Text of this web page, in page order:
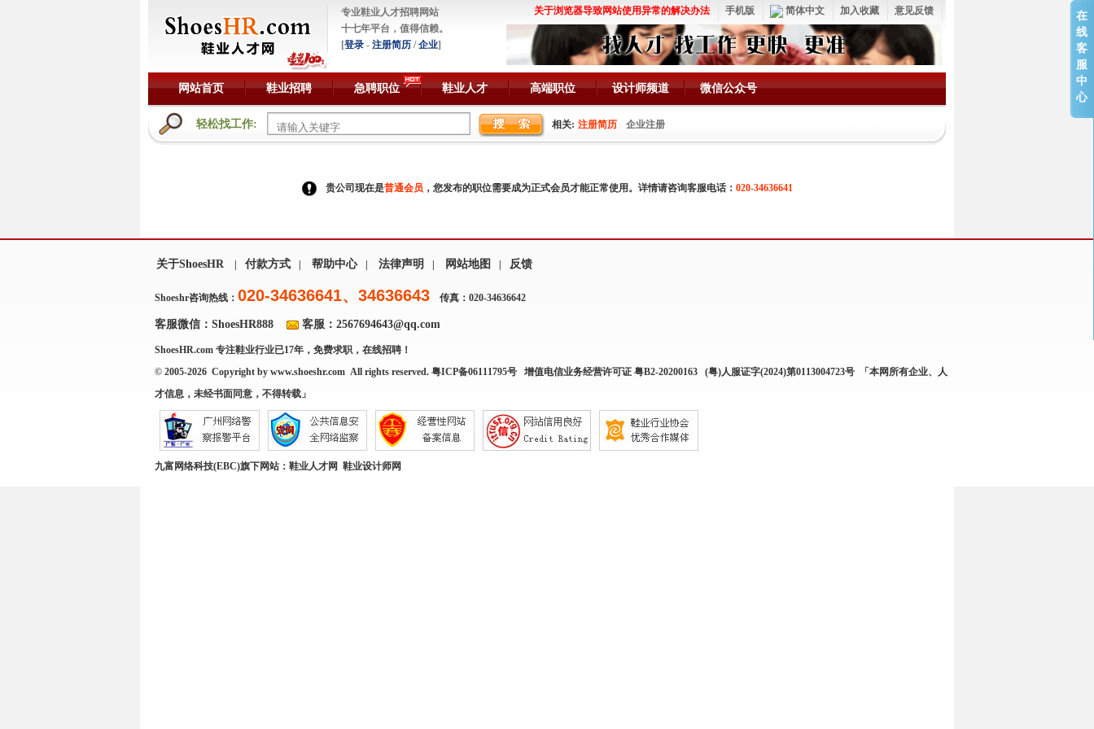
专业鞋业人才招聘网站
十七年平台，值得信赖。
[登录 - 注册简历 /企业]
意见反馈
加入收藏
简体中文
手机版
关于浏览器导致网站使用异常的解决办法
网站首页 鞋业招聘 急聘职位 鞋业人才 高端职位 设计师频道 微信公众号
轻松找工作: 相关: 注册简历 企业注册
贵公司现在是普通会员 ，您发布的职位需要成为正式会员才能正常使用。详情请咨询客服电话： 020-34636641
在
线
客
服
中
心
关于ShoesHR 付款方式 帮助中心 法律声明 网站地图 反馈
Shoeshr咨询热线： 020-34636641、34636643 传真：020-34636642
客服微信：ShoesHR888 客服：2567694643@qq.com
ShoesHR.com 专注鞋业行业已17年，免费求职，在线招聘！
© 2005-2026 Copyright by www.shoeshr.com All rights reserved. 粤ICP备06111795号 增值电信业务经营许可证 粤B2-20200163 (粤)人服证字(2024)第0113004723号
「本网所有企业、人
才信息，未经书面同意，不得转载」
九富网络科技(EBC)旗下网站： 鞋业人才网 鞋业设计师网